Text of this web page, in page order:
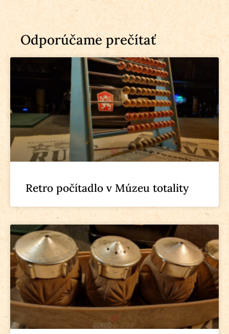
Odporúčame prečítať
Retro počítadlo v Múzeu totality